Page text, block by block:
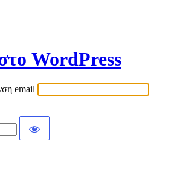
WordPress
email